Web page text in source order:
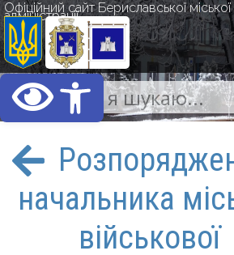
Відкрити
Офіційний сайт Бериславської міської
адміністрації
начальника
військової